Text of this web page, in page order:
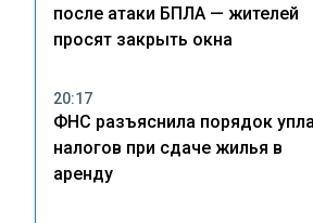
после атаки БПЛА — жителей
просят закрыть окна
20:17
ФНС разъяснила порядок
налогов при сдаче жилья в
аренду